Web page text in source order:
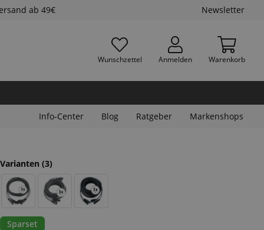
ab 49€ Newsletter
Wunschzettel Anmelden Warenkorb
Info-Center Blog Ratgeber Markenshops
Varianten (3)
Sparset